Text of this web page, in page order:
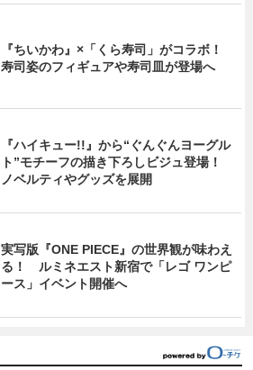
『ちいかわ』×「くら寿司」がコラボ！
寿司姿のフィギュアや寿司皿が登場へ
『ハイキュー!!』から“ぐんぐんヨーグル
ト”モチーフの描き下ろしビジュ登場！
ノベルティやグッズを展開
実写版『ONE PIECE』の世界観が味わえ
る！ ルミネエスト新宿で「レゴ ワンピ
ース」イベント開催へ